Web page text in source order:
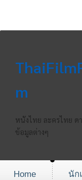
m
หนังไทย ละครไทย ด
ข้อมูลต่างๆ
Home นัก